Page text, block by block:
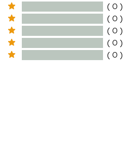
( 0 )
( 0 )
( 0 )
( 0 )
( 0 )